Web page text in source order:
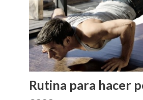
Rutina para hacer